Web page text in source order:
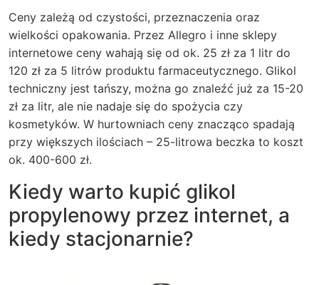
Ceny zależą od czystości, przeznaczenia oraz
wielkości opakowania. Przez Allegro i inne sklepy
internetowe ceny wahają się od ok. 25 zł za 1 litr do
120 zł za 5 litrów produktu farmaceutycznego. Glikol
techniczny jest tańszy, można go znaleźć już za 15-20
zł za litr, ale nie nadaje się do spożycia czy
kosmetyków. W hurtowniach ceny znacząco spadają
przy większych ilościach – 25-litrowa beczka to koszt
ok. 400-600 zł.
Kiedy warto kupić glikol
propylenowy przez internet, a
kiedy stacjonarnie?